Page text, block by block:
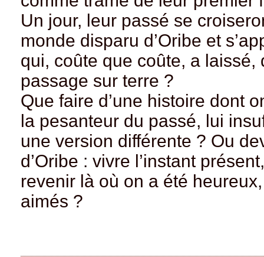
Un jour, leur passé se
monde disparu d’Oribe et
qui, coûte que coûte, a
passage sur terre ?
Que faire d’une histoire dont
la pesanteur du passé, lui
une version différente ? Ou
d’Oribe : vivre l’instant
revenir là où on a été
aimés ?